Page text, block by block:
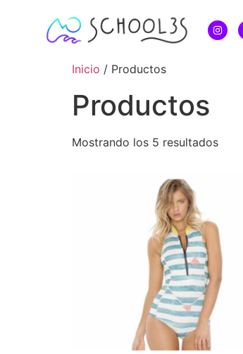
Inicio / Productos
Productos
Mostrando los 5 resultados